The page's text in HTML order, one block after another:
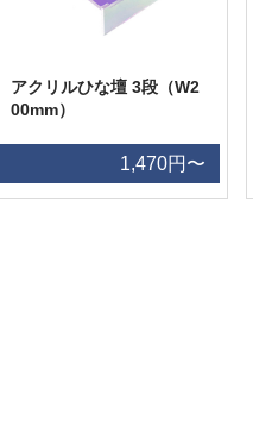
アクリルひな壇 3段（W2
00mm）
1,470円〜